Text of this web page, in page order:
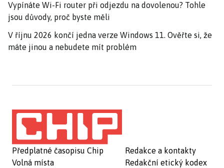
Vypínáte Wi-Fi router při odjezdu na dovolenou? Tohle
jsou důvody, proč byste měli
V říjnu 2026 končí jedna verze Windows 11. Ověřte si, že
máte jinou a nebudete mít problém
Předplatné časopisu Chip
Volná místa
Redakce a kontakty
Redakční etický kodex